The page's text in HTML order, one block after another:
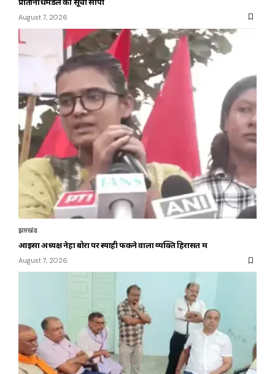
August 7, 2026
झारखंड
आइसा अध्यक्ष नेहा बोरा पर स्याही फेंकने वाला व्यक्ति हिरासत में
August 7, 2026